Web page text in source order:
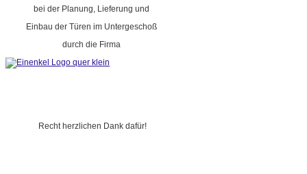
bei der Planung, Lieferung und
Einbau der Türen im Untergeschoß
durch die Firma
Recht herzlichen Dank dafür!